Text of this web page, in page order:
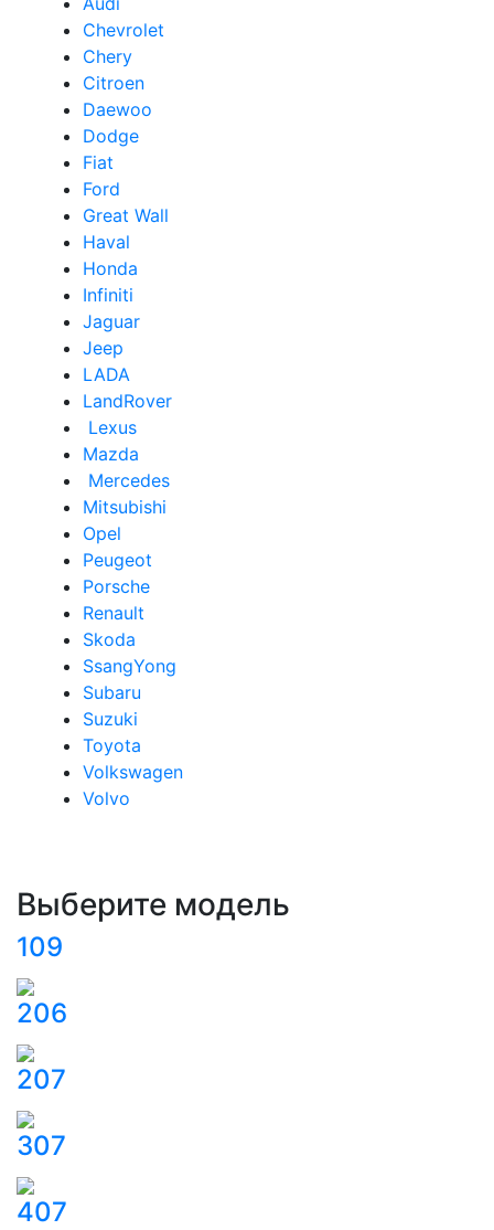
Сhevrolet
Chery
Сitroen
Daewoo
Dodge
Fiat
Ford
Great Wall
Haval
Honda
Infiniti
Jaguar
Jeep
LADA
LandRover
Lexus
Mazda
Mercedes
Mitsubishi
Opel
Peugeot
Porsche
Renault
Skoda
SsangYong
Subaru
Suzuki
Toyota
Volkswagen
Volvo
Выберите модель
109
206
207
307
407